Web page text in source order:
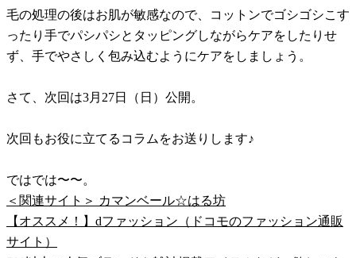
毛の処理の後はお肌が敏感なので、コットンでゴシゴシこす
ったり手でパシパシとタッピングしながらケアをしたりせ
ず、手でやさしく包み込むようにケアをしましょう。
さて、次回は3月27日（日）公開。
次回もお役に立てるコラムをお送りします♪
ではでは〜〜。
＜関連サイト＞ カマンベール☆はる坊
【オススメ！】dファッション（ドコモのファッション通販
サイト）